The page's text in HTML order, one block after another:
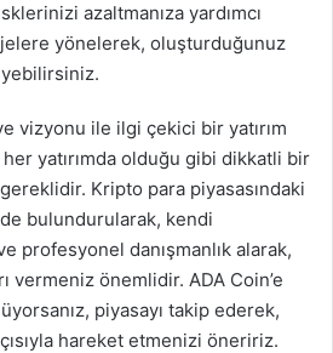
azaltmanıza yardımcı
yönelerek, oluşturduğunuz
vizyonu ile ilgi çekici bir yatırım
her yatırımda olduğu gibi dikkatli bir
Kripto para piyasasındaki
bulundurularak, kendi
profesyonel danışmanlık alarak,
vermeniz önemlidir. ADA Coin’e
piyasayı takip ederek,
hareket etmenizi öneririz.